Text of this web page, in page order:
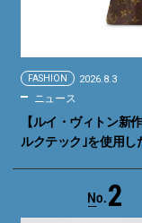
FASHION 2026.8.3
ニュース
【ルイ・ヴィトン新
ルクテック｣を使用し
2